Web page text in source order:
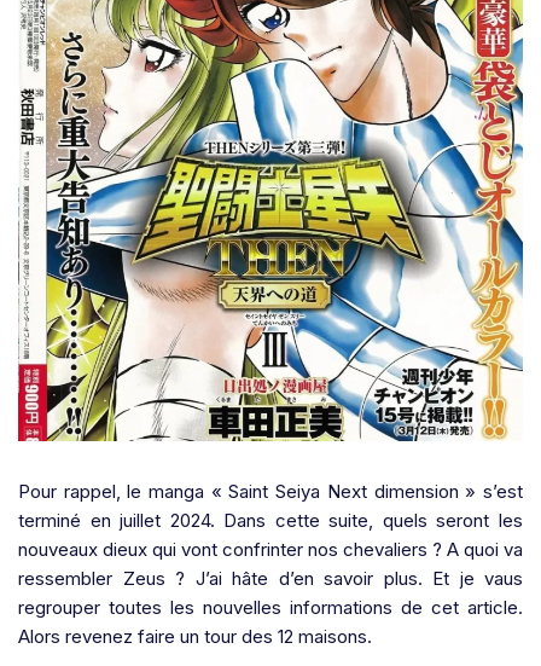
Pour rappel, le manga « Saint Seiya Next dimension » s’est
terminé en juillet 2024. Dans cette suite, quels seront les
nouveaux dieux qui vont confrinter nos chevaliers ? A quoi va
ressembler Zeus ? J’ai hâte d’en savoir plus. Et je vaus
regrouper toutes les nouvelles informations de cet article.
Alors revenez faire un tour des 12 maisons.